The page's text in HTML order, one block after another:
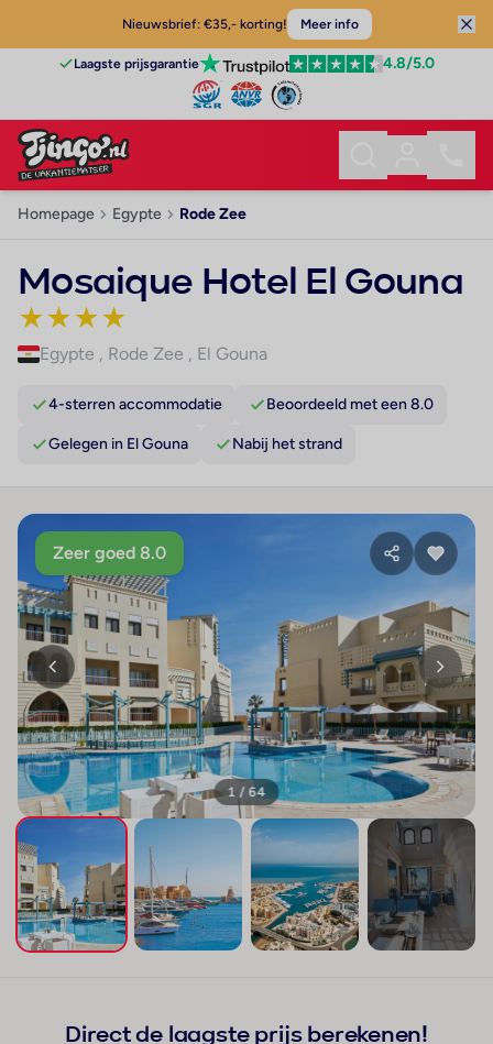
Nieuwsbrief: €35,- korting! Meer info
Laagste prijsgarantie 4.8/5.0
Homepage Egypte Rode Zee
Mosaique Hotel El Gouna
★★★★
Egypte , Rode Zee , El Gouna
4-sterren accommodatie Beoordeeld met een 8.0
Gelegen in El Gouna Nabij het strand
Zeer goed 8.0
1 / 64
Direct de laagste prijs berekenen!